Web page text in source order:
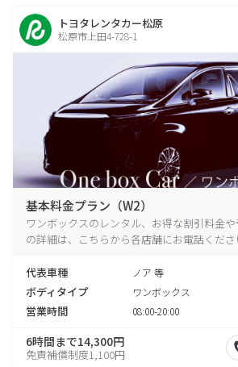
トヨタレンタカー松原
松原市上田4-728-1
基本料金プラン（W2）
ワンボックスのレンタル、お得な割引料金
の詳細は、こちらから各店舗にお電話くださ
代表車種 ノア 等
ボディタイプ ワンボックス
営業時間 08:00-20:00
6時間まで14,300円
免責補償制度1,100円